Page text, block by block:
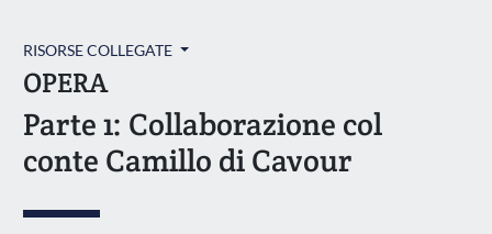
RISORSE COLLEGATE
OPERA
Parte 1: Collaborazione col
conte Camillo di Cavour